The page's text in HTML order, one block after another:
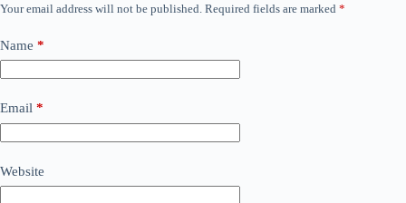
Your email address will not be published. Required fields are marked *
Name *
Email *
Website